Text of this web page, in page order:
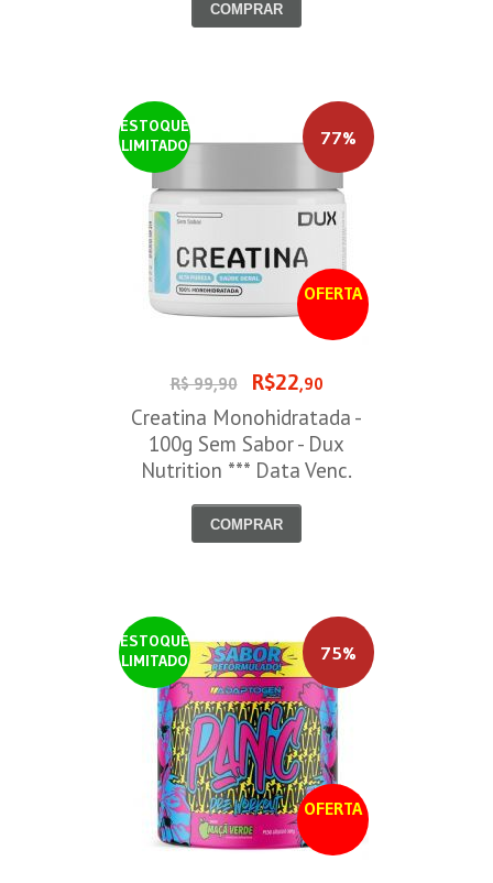
COMPRAR
ESTOQUE
LIMITADO
OFERTA
77%
R$ 99,90 R$22,90
Creatina Monohidratada -
100g Sem Sabor - Dux
Nutrition *** Data Venc.
COMPRAR
ESTOQUE
LIMITADO
OFERTA
75%